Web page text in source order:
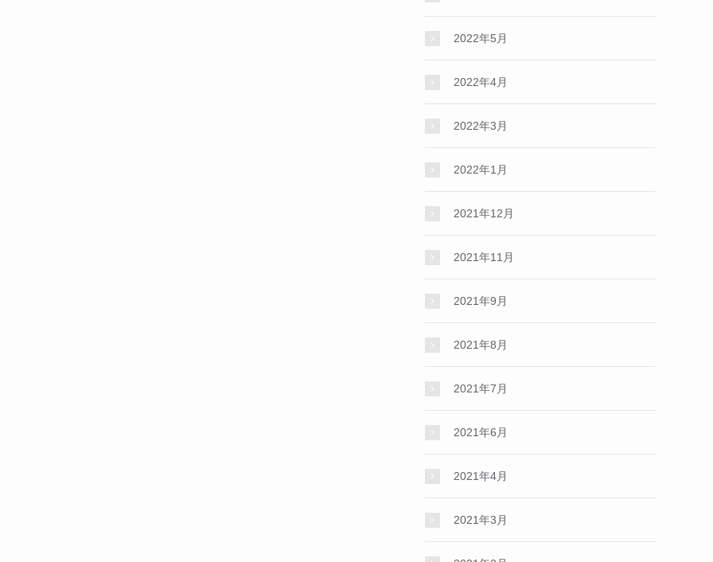
2022年5月
2022年4月
2022年3月
2022年1月
2021年12月
2021年11月
2021年9月
2021年8月
2021年7月
2021年6月
2021年4月
2021年3月